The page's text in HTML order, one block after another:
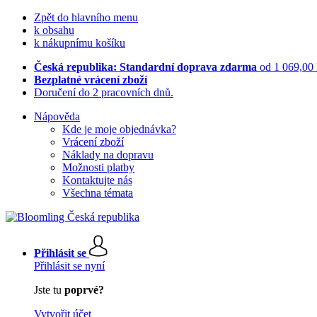
Zpět do hlavního menu
k obsahu
k nákupnímu košíku
Česká republika: Standardní doprava zdarma od 1 069,00
Bezplatné vrácení zboží
Doručení do 2 pracovních dnů.
Nápověda
Kde je moje objednávka?
Vrácení zboží
Náklady na dopravu
Možnosti platby
Kontaktujte nás
Všechna témata
Přihlásit se
Přihlásit se nyní
Jste tu poprvé?
Vytvořit účet